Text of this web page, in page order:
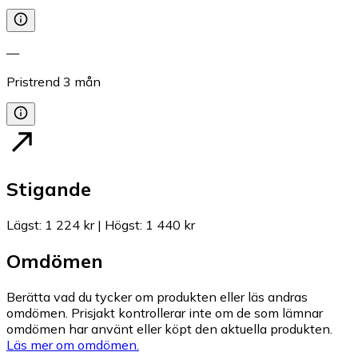
—
Pristrend 3 mån
Stigande
Lägst: 1 224 kr| Högst: 1 440 kr
Omdömen
Berätta vad du tycker om produkten eller läs andras
omdömen. Prisjakt kontrollerar inte om de som lämnar
omdömen har använt eller köpt den aktuella produkten.
Läs mer om omdömen.